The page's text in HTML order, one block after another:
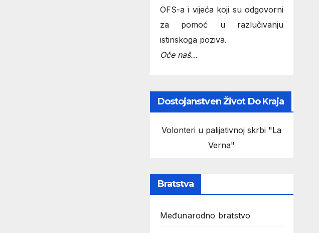
OFS-a i vijeća koji su odgovorni
za pomoć u razlučivanju
istinskoga poziva.
Oče naš…
Dostojanstven Život Do Kraja
Volonteri u palijativnoj skrbi "La
Verna"
Bratstva
Međunarodno bratstvo